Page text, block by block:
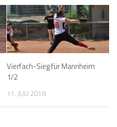
Vierfach-Sieg für Mannheim
1/2
11. JULI 2018